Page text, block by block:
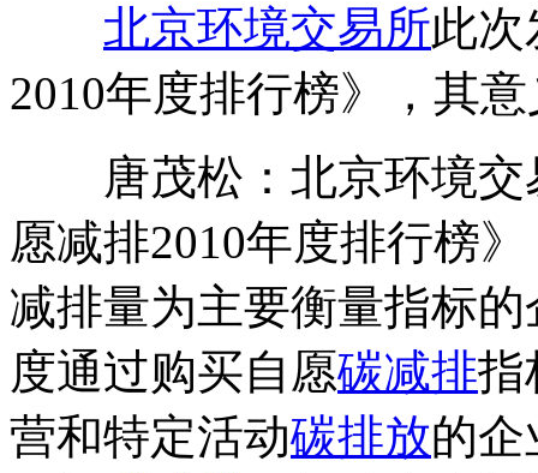
北京环境交易所此
2010年度排行榜》，其
唐茂松：北京环境交
愿减排2010年度排行榜
减排量为主要衡量指标
度通过购买自愿碳减排指
营和特定活动碳排放的